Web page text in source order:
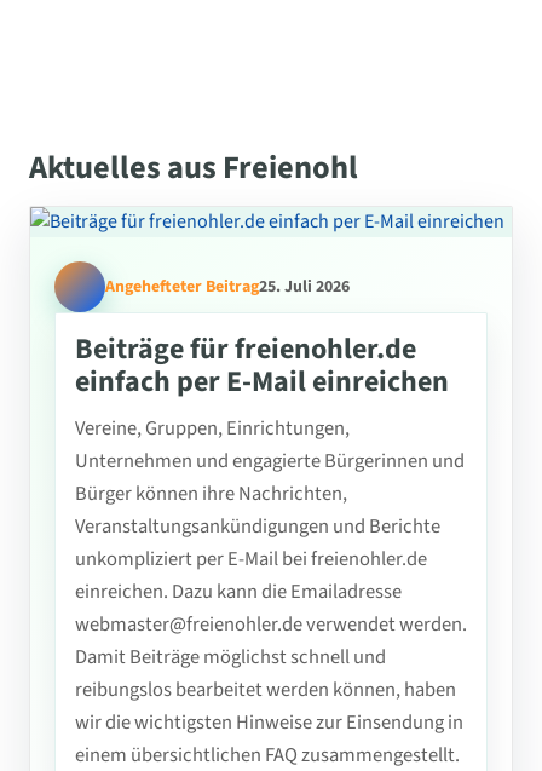
Aktuelles aus Freienohl
Angehefteter Beitrag25. Juli 2026
Beiträge für freienohler.de
einfach per E-Mail einreichen
Vereine, Gruppen, Einrichtungen,
Unternehmen und engagierte Bürgerinnen und
Bürger können ihre Nachrichten,
Veranstaltungsankündigungen und Berichte
unkompliziert per E-Mail bei freienohler.de
einreichen. Dazu kann die Emailadresse
webmaster@freienohler.de verwendet werden.
Damit Beiträge möglichst schnell und
reibungslos bearbeitet werden können, haben
wir die wichtigsten Hinweise zur Einsendung in
einem übersichtlichen FAQ zusammengestellt.